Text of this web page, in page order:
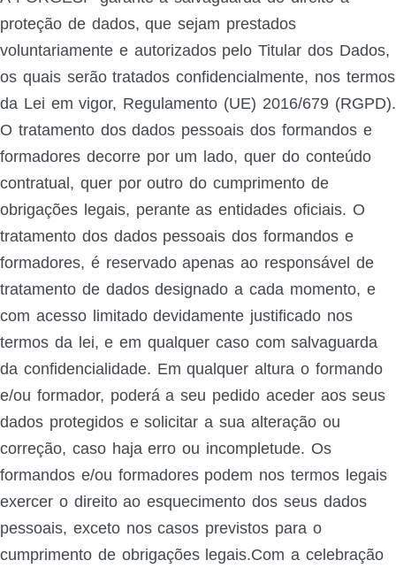
proteção de dados, que sejam prestados
voluntariamente e autorizados pelo Titular dos Dados,
os quais serão tratados confidencialmente, nos termos
da Lei em vigor, Regulamento (UE) 2016/679 (RGPD).
O tratamento dos dados pessoais dos formandos e
formadores decorre por um lado, quer do conteúdo
contratual, quer por outro do cumprimento de
obrigações legais, perante as entidades oficiais. O
tratamento dos dados pessoais dos formandos e
formadores, é reservado apenas ao responsável de
tratamento de dados designado a cada momento, e
com acesso limitado devidamente justificado nos
termos da lei, e em qualquer caso com salvaguarda
da confidencialidade. Em qualquer altura o formando
e/ou formador, poderá a seu pedido aceder aos seus
dados protegidos e solicitar a sua alteração ou
correção, caso haja erro ou incompletude. Os
formandos e/ou formadores podem nos termos legais
exercer o direito ao esquecimento dos seus dados
pessoais, exceto nos casos previstos para o
cumprimento de obrigações legais.Com a celebração